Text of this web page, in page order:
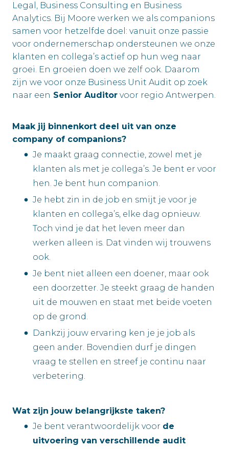
Legal, Business Consulting en Business
Analytics. Bij Moore werken we als companions
samen voor hetzelfde doel: vanuit onze passie
voor ondernemerschap ondersteunen we onze
klanten en collega’s actief op hun weg naar
groei. En groeien doen we zelf ook. Daarom
zijn we voor onze Business Unit Audit op zoek
naar een Senior Auditor voor regio Antwerpen.
Maak jij binnenkort deel uit van onze
company of companions?
Je maakt graag connectie, zowel met je
klanten als met je collega’s. Je bent er voor
hen. Je bent hun companion.
Je hebt zin in de job en smijt je voor je
klanten en collega’s, elke dag opnieuw.
Toch vind je dat het leven meer dan
werken alleen is. Dat vinden wij trouwens
ook.
Je bent niet alleen een doener, maar ook
een doorzetter. Je steekt graag de handen
uit de mouwen en staat met beide voeten
op de grond.
Dankzij jouw ervaring ken je je job als
geen ander. Bovendien durf je dingen
vraag te stellen en streef je continu naar
verbetering.
Wat zijn jouw belangrijkste taken?
Je bent verantwoordelijk voor de
uitvoering van verschillende audit